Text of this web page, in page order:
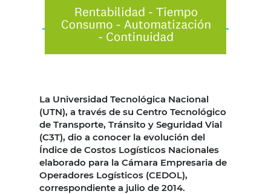
La Universidad Tecnológica Nacional
(UTN), a través de su Centro Tecnológico
de Transporte, Tránsito y Seguridad Vial
(C3T), dio a conocer la evolución del
Índice de Costos Logísticos Nacionales
elaborado para la Cámara Empresaria de
Operadores Logísticos (CEDOL),
correspondiente a julio de 2014.